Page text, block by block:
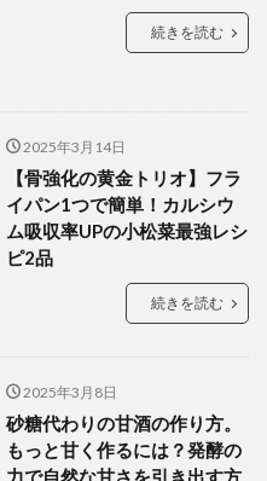
続きを読む
2025年3月14日
【骨強化の黄金トリオ】フラ
イパン1つで簡単！カルシウ
ム吸収率UPの小松菜最強レシ
ピ2品
続きを読む
2025年3月8日
砂糖代わりの甘酒の作り方。
もっと甘く作るには？発酵の
力で自然な甘さを引き出す方